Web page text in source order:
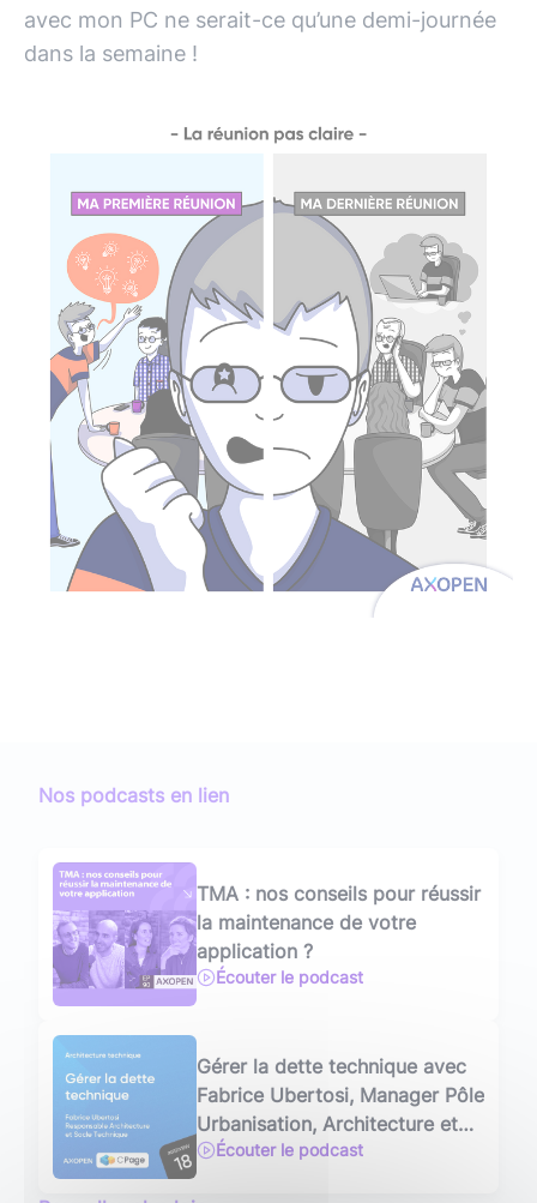
avec mon PC ne serait-ce qu’une demi-journée
dans la semaine !
Nos podcasts en lien
TMA : nos conseils pour réussir
la maintenance de votre
application ?
Écouter le podcast
Gérer la dette technique avec
Fabrice Ubertosi, Manager Pôle
Urbanisation, Architecture et
Développement at CPage
Écouter le podcast